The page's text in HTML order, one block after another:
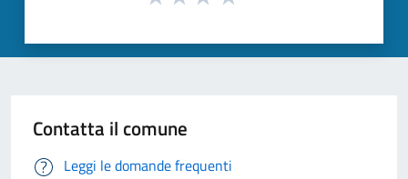
Contatta il comune
Leggi le domande frequenti